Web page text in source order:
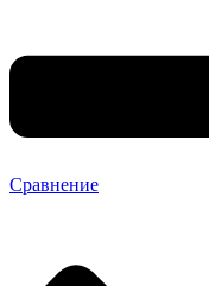
Сравнение